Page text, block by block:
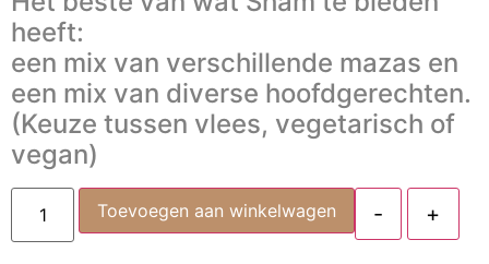
heeft:
een mix van verschillende mazas en
een mix van diverse hoofdgerechten.
(Keuze tussen vlees, vegetarisch of
vegan)
- +
Toevoegen aan winkelwagen